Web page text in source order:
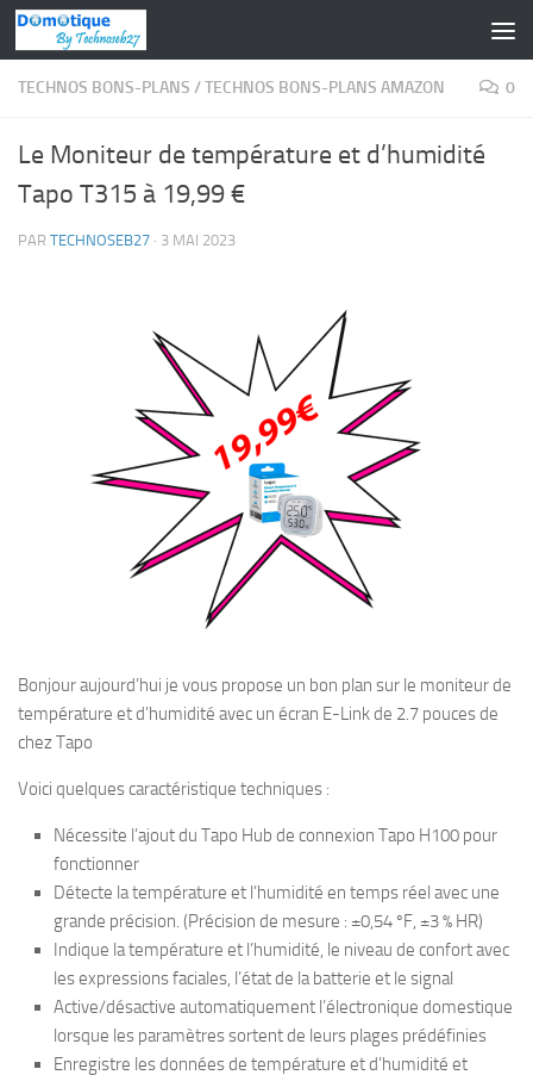
Skip to content
TECHNOS BONS-PLANS /TECHNOS BONS-PLANS AMAZON 0
Le Moniteur de température et d’humidité
Tapo T315 à 19,99 €
PAR TECHNOSEB27 · 3 MAI 2023
Bonjour aujourd’hui je vous propose un bon plan sur le moniteur de
température et d’humidité avec un écran E-Link de 2.7 pouces de
chez Tapo
Voici quelques caractéristique techniques :
Nécessite l’ajout du Tapo Hub de connexion Tapo H100 pour
fonctionner
Détecte la température et l’humidité en temps réel avec une
grande précision. (Précision de mesure : ±0,54 ºF, ±3 % HR)
Indique la température et l’humidité, le niveau de confort avec
les expressions faciales, l’état de la batterie et le signal
Active/désactive automatiquement l’électronique domestique
lorsque les paramètres sortent de leurs plages prédéfinies
Enregistre les données de température et d’humidité et